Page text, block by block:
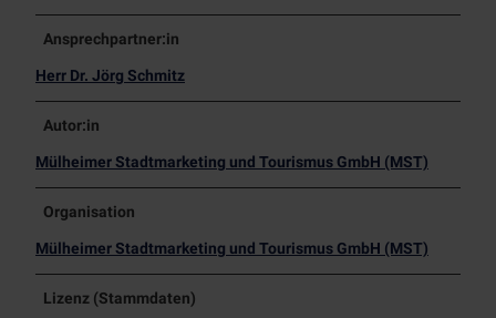
Ansprechpartner:in
Herr Dr. Jörg Schmitz
Autor:in
Mülheimer Stadtmarketing und Tourismus GmbH (MST)
Organisation
Mülheimer Stadtmarketing und Tourismus GmbH (MST)
Lizenz (Stammdaten)